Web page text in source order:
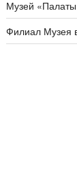
Музей
Филиал Музея